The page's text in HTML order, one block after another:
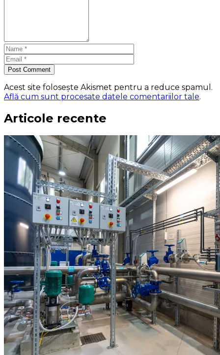
Post Comment
Acest site folosește Akismet pentru a reduce spamul.
Află cum sunt procesate datele comentariilor tale.
Articole recente